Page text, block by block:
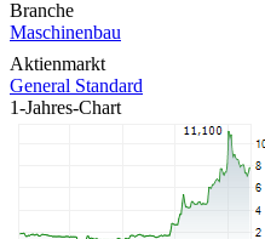
Branche
Maschinenbau
Aktienmarkt
General Standard
1-Jahres-Chart